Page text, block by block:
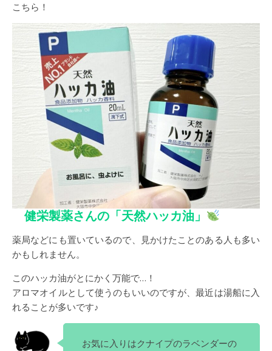
こちら！
健栄製薬さんの「天然ハッカ油」
薬局などにも置いているので、見かけたことのある人も多い
かもしれません。
このハッカ油がとにかく万能で…！
アロマオイルとして使うのもいいのですが、最近は湯船に入
れることが多いです♪
お気に入りはクナイプのラベンダーの